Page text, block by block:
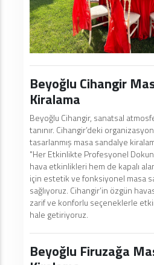
Beyoğlu Cihangir
Kiralama
Beyoğlu Cihangir, sanatsal
tanınır. Cihangir’deki
tasarlanmış masa sandalye
"Her Etkinlikte Profesyonel
hava etkinlikleri hem de kapalı
için estetik ve fonksiyonel masa
sağlıyoruz. Cihangir’in özgün
zarif ve konforlu seçeneklerle
hale getiriyoruz.
Beyoğlu Firuzağa